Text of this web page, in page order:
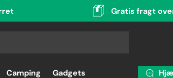
Gratis fragt
Camping
Gadgets